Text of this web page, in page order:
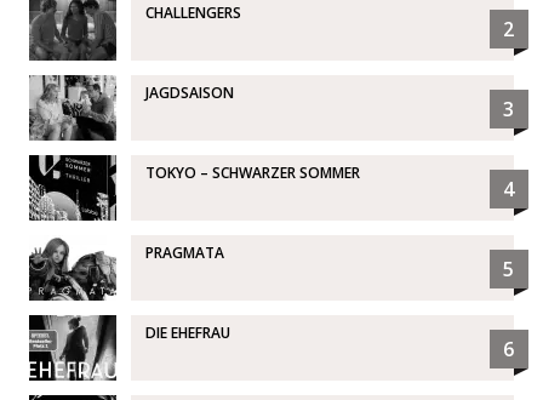
CHALLENGERS
2
JAGDSAISON
3
TOKYO – SCHWARZER SOMMER
4
PRAGMATA
5
DIE EHEFRAU
6